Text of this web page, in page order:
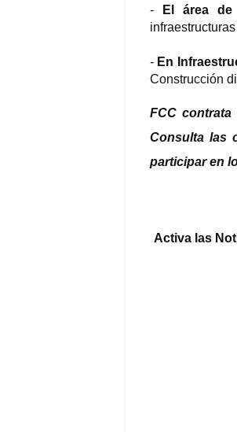
- El área de
- En
Construcción
FCC contrata
Consulta las
participar en
Activa las